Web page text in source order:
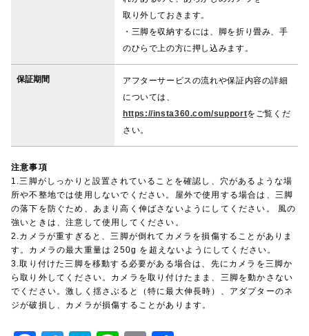
取り外しておきます。
・三脚を収納するには、脚を折り畳み、手
のひらで上の方に押し込みます。
保証期間
アフターサービスの流れや保証内容の詳細
については、
https://insta360.com/supportをご覧くだ
さい。
注意事項
1.三脚がしっかりと設置されていることを確認し、穴があるような場
所や不整地では使用しないでください。屋外で使用する場合は、三脚
の落下を防ぐため、あまり高く伸ばさないようにしてください。 風の
強いときは、注意して使用してください。
2.カメラが重すぎると、三脚が倒れてカメラを損傷することがありま
す。カメラの最大重量は 250g を超えないようにしてください。
3.取り付けた三脚を移動する必要がある場合は、先にカメラを三脚か
ら取り外してください。カメラを取り付けたまま、三脚を動かさない
でください。激しく揺さぶると（特に最大伸長時）、アダプターのネ
ジが破損し、カメラが損傷することがあります。